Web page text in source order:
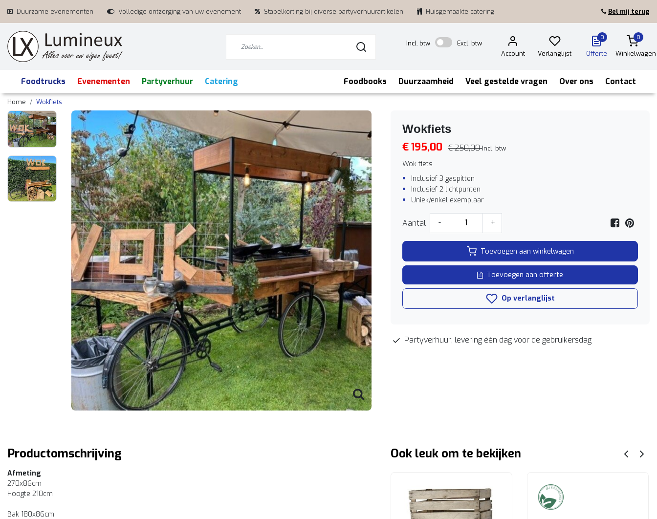
Duurzame evenementen Volledige ontzorging van uw evenement Stapelkorting bij diverse partyverhuurartikelen Huisgemaakte catering Bel mij terug
Incl. btw
Excl. btw
Account
Verlanglijst
0
Offerte
0
Winkelwagen
Foodtrucks Evenementen Partyverhuur Catering Foodbooks Duurzaamheid Veel gestelde vragen Over ons Contact
Home Wokfiets
Wokfiets
€ 195,00 € 250,00Incl. btw
Wok fiets
Inclusief 3 gaspitten
Inclusief 2 lichtpunten
Uniek/enkel exemplaar
Aantal - +
Toevoegen aan winkelwagen
Toevoegen aan offerte
Op verlanglijst
Partyverhuur; levering één dag voor de gebruikersdag
Productomschrijving
Afmeting
270x86cm
Hoogte 210cm
Bak 180x86cm
Ook leuk om te bekijken